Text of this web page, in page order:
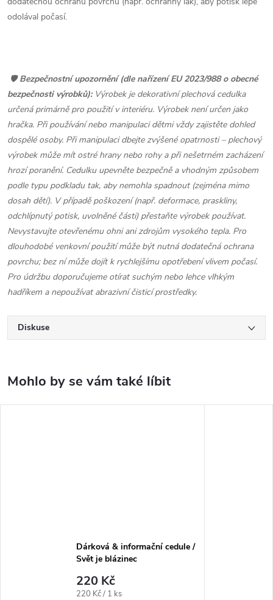
odolával počasí.
🛡️Bezpečnostní upozornění (dle nařízení EU 2023/988 o obecné
bezpečnosti výrobků):Výrobek je dekorativní plechová cedulka
určená primárně pro použití v interiéru. Výrobek není určen jako
hračka. Při používání nebo manipulaci dětmi vždy zajistěte dohled
dospělé osoby. Při manipulaci dbejte zvýšené opatrnosti – plechový
výrobek může mít ostré hrany nebo rohy a při nešetrném zacházení
hrozí poranění. Cedulku upevněte bezpečně a vhodným způsobem
podle typu podkladu tak, aby nemohla spadnout (zejména mimo
dosah dětí). V případě poškození (např. deformace, praskliny,
odchlípnutý potisk, uvolněné části) přestaňte výrobek používat.
Nevystavujte otevřenému ohni ani zdrojům vysokého tepla. Pro
dlouhodobé venkovní použití může být nutná dodatečná ochrana
povrchu; bez ní může dojít k rychlejšímu opotřebení vlivem počasí.
Pro údržbu doporučujeme otírat suchým nebo lehce vlhkým
hadříkem a nepoužívat abrazivní čisticí prostředky.
Diskuse
Dárková & informační cedule /
Svět je blázinec
220 Kč
Měrná
220 Kč / 1 ks